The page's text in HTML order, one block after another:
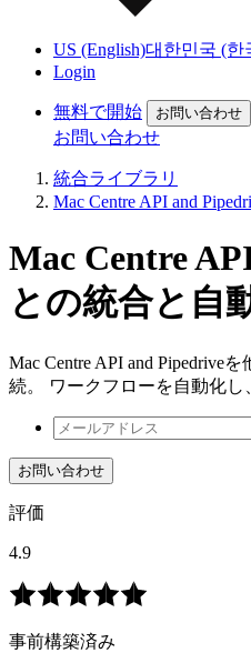
US (English)대한민국 (한
Login
無料で開始 お問い合わせ
お問い合わせ
統合ライブラリ
Mac Centre API and
Mac Centre
との統合と自
Mac Centre API and Pipedrive
続。 ワークフローを自動化し
お問い合わせ
評価
4.9
事前構築済み